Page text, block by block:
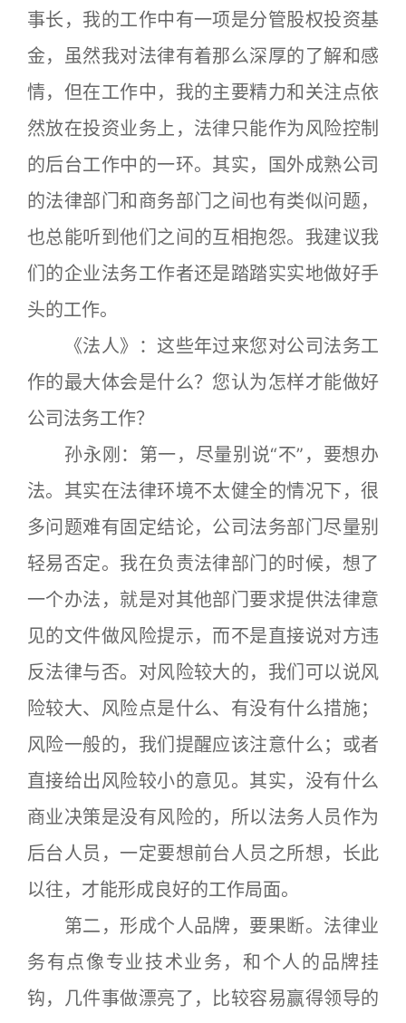
事长，我的工作中有一项是分管股权投资基
金，虽然我对法律有着那么深厚的了解和感
情，但在工作中，我的主要精力和关注点依
然放在投资业务上，法律只能作为风险控制
的后台工作中的一环。其实，国外成熟公司
的法律部门和商务部门之间也有类似问题，
也总能听到他们之间的互相抱怨。我建议我
们的企业法务工作者还是踏踏实实地做好手
头的工作。
《法人》：这些年过来您对公司法务工
作的最大体会是什么？您认为怎样才能做好
公司法务工作？
孙永刚：第一，尽量别说“不”，要想办
法。其实在法律环境不太健全的情况下，很
多问题难有固定结论，公司法务部门尽量别
轻易否定。我在负责法律部门的时候，想了
一个办法，就是对其他部门要求提供法律意
见的文件做风险提示，而不是直接说对方违
反法律与否。对风险较大的，我们可以说风
险较大、风险点是什么、有没有什么措施；
风险一般的，我们提醒应该注意什么；或者
直接给出风险较小的意见。其实，没有什么
商业决策是没有风险的，所以法务人员作为
后台人员，一定要想前台人员之所想，长此
以往，才能形成良好的工作局面。
第二，形成个人品牌，要果断。法律业
务有点像专业技术业务，和个人的品牌挂
钩，几件事做漂亮了，比较容易赢得领导的